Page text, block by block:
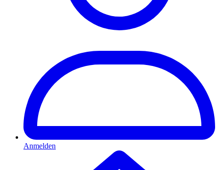
Anmelden